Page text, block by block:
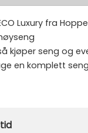
Luxury fra
kjøper seng og
en komplett seng